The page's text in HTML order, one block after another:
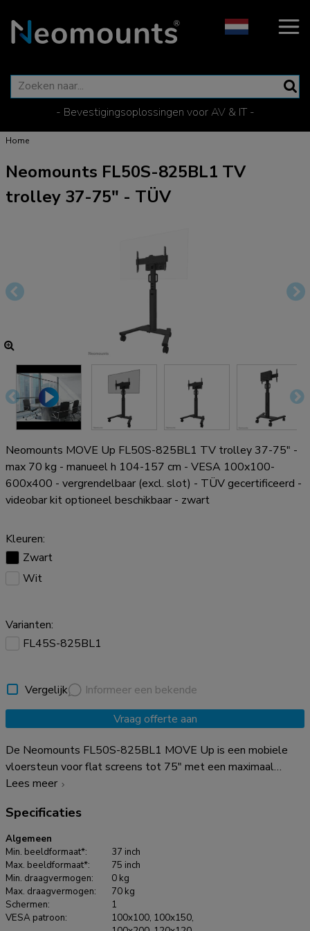
- Bevestigingsoplossingen voor AV & IT -
Home
Neomounts FL50S-825BL1 TV
trolley 37-75" - TÜV
Neomounts MOVE Up FL50S-825BL1 TV trolley 37-75" -
max 70 kg - manueel h 104-157 cm - VESA 100x100-
600x400 - vergrendelbaar (excl. slot) - TÜV gecertificeerd -
videobar kit optioneel beschikbaar - zwart
Kleuren:
Zwart
Wit
Varianten:
FL45S-825BL1
Vergelijk
Informeer een bekende
Vraag offerte aan
De Neomounts FL50S-825BL1 MOVE Up is een mobiele
vloersteun voor flat screens tot 75" met een maximaal
draagvermogen van 70 kg. De vloersteun is manueel in
Een afsluitbaar, geventileerd hardware compartiment is
inbegrepen en optioneel voor installatie (zowel portrait als
landscape). De MOVE Up trolley is voorzien van praktische
handgrepen en vier stevige dubbele 10 cm zwenkwielen met
rem, waarmee de trolley eenvoudig verplaatst kan worden
en gebruikt waar je maar wilt. Dankzij de grote zwenkwielen
vormen drempels of tapijten geen uitdaging voor de FL50S-
Lees meer
Specificaties
Algemeen
Min. beeldformaat*:
37 inch
Max. beeldformaat*:
75 inch
Min. draagvermogen:
0 kg
Max. draagvermogen:
70 kg
Schermen:
1
VESA patroon:
100x100, 100x150,